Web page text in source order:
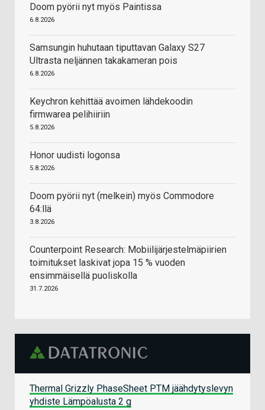
Doom pyörii nyt myös Paintissa
6.8.2026
Samsungin huhutaan tiputtavan Galaxy S27
Ultrasta neljännen takakameran pois
6.8.2026
Keychron kehittää avoimen lähdekoodin
firmwarea pelihiiriin
5.8.2026
Honor uudisti logonsa
5.8.2026
Doom pyörii nyt (melkein) myös Commodore
64:llä
3.8.2026
Counterpoint Research: Mobiilijärjestelmäpiirien
toimitukset laskivat jopa 15 % vuoden
ensimmäisellä puoliskolla
31.7.2026
Thermal Grizzly PhaseSheet PTM jäähdytyslevyn
yhdiste Lämpöalusta 2 g